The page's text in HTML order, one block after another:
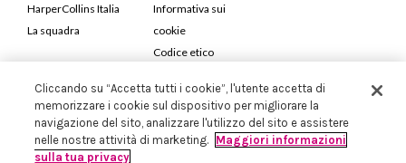
HarperCollins Italia
La squadra
Informativa sui
cookie
Codice etico
HarperCollins Italia S.p.A. Viale Monte Nero, 84 - 20135 Milano
Cod. Fiscale e P.IVA 05946780151 - Capitale Sociale 258.250 €
Iscritta in Milano al Registro delle imprese nr.198004 e REA nr.1051898
Cliccando su “Accetta tutti i cookie”, l'utente accetta di
memorizzare i cookie sul dispositivo per migliorare la
navigazione del sito, analizzare l'utilizzo del sito e assistere
nelle nostre attività di marketing. Maggiori informazioni
sulla tua privacy